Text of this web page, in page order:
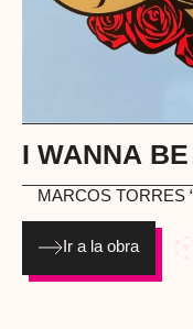
I WANNA
YOU
MARCOS TORRES
reinterpretado
sensibilidad. Obra entregada enmarcada con cristal.
Ir a la obra